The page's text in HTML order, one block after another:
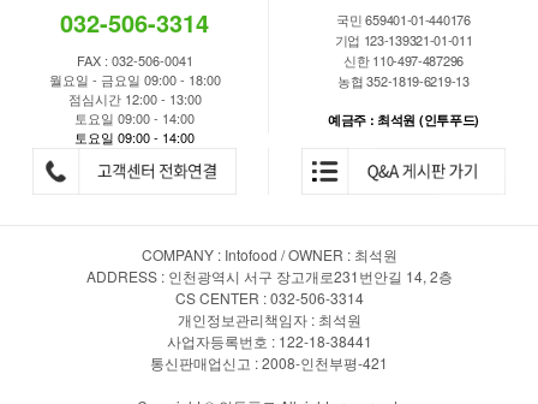
032-506-3314
FAX : 032-506-0041
월요일 - 금요일 09:00 - 18:00
점심시간 12:00 - 13:00
토요일 09:00 - 14:00
토요일 09:00 - 14:00
국민 659401-01-440176
기업 123-139321-01-011
신한 110-497-487296
농협 352-1819-6219-13
예금주 : 최석원 (인투푸드)
COMPANY : Intofood / OWNER : 최석원
ADDRESS : 인천광역시 서구 장고개로231번안길 14, 2층
CS CENTER : 032-506-3314
개인정보관리책임자 : 최석원
사업자등록번호 : 122-18-38441
통신판매업신고 : 2008-인천부평-421